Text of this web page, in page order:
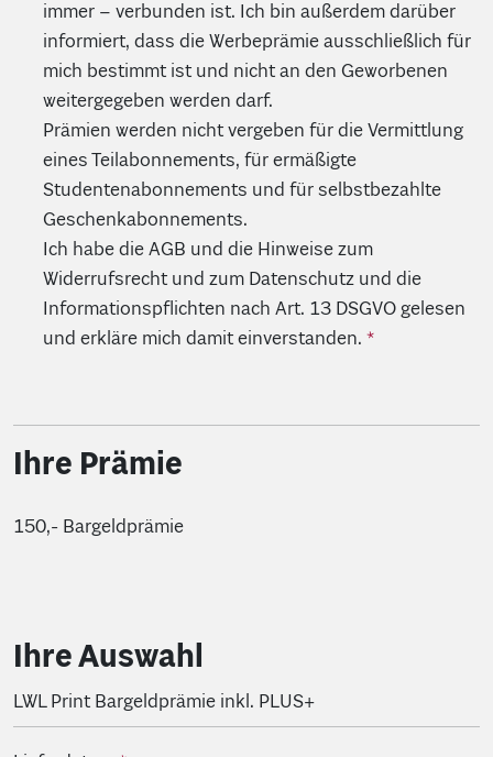
immer – verbunden ist. Ich bin außerdem darüber
informiert, dass die Werbeprämie ausschließlich für
mich bestimmt ist und nicht an den Geworbenen
weitergegeben werden darf.
Prämien werden nicht vergeben für die Vermittlung
eines Teilabonnements, für ermäßigte
Studentenabonnements und für selbstbezahlte
Geschenkabonnements.
Ich habe die AGB und die Hinweise zum
Widerrufsrecht und zum Datenschutz und die
Informationspflichten nach Art. 13 DSGVO gelesen
und erkläre mich damit einverstanden.
Ihre Prämie
150,- Bargeldprämie
Ihre Auswahl
LWL Print Bargeldprämie inkl. PLUS+